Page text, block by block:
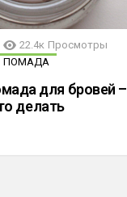
22.4к Просмотры
ПОМАДА
для бровей –
делать